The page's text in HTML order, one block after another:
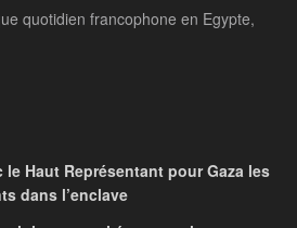
quotidien francophone en Egypte,
Haut Représentant pour Gaza les
dans l’enclave